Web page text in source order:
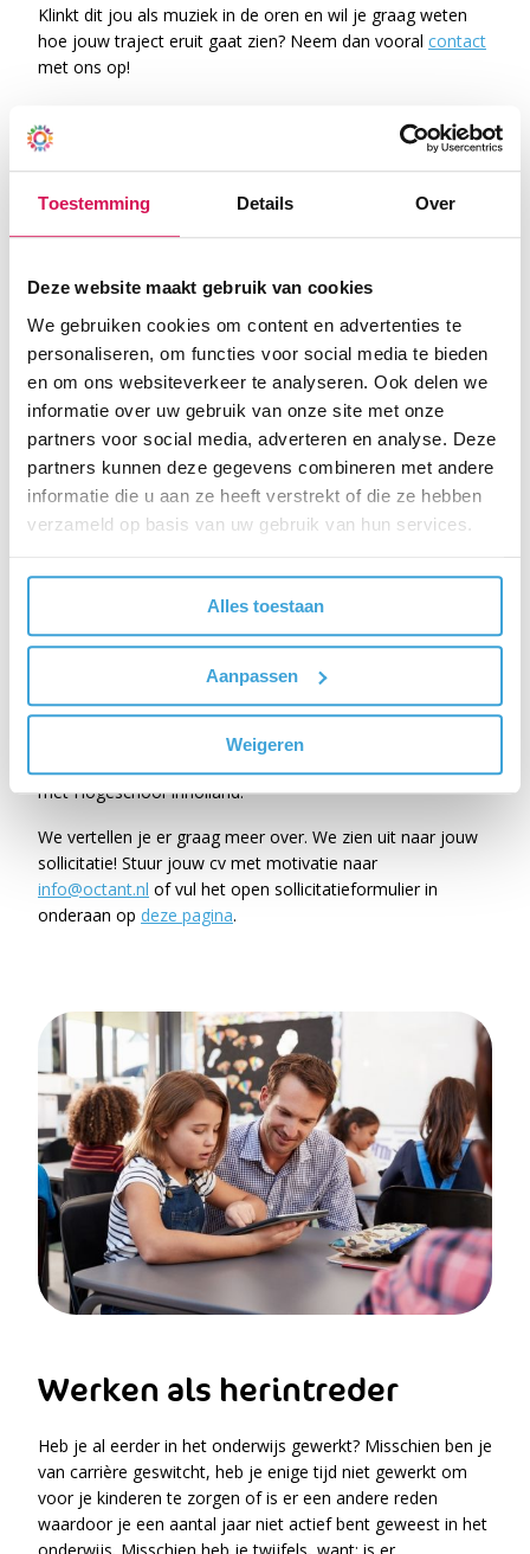
Toestemming Details Over
Deze website maakt gebruik van cookies
We gebruiken cookies om content en advertenties te
personaliseren, om functies voor social media te bieden
en om ons websiteverkeer te analyseren. Ook delen we
informatie over uw gebruik van onze site met onze
partners voor social media, adverteren en analyse. Deze
partners kunnen deze gegevens combineren met andere
informatie die u aan ze heeft verstrekt of die ze hebben
verzameld op basis van uw gebruik van hun services.
Alles toestaan
Aanpassen
Weigeren
Klinkt dit jou als muziek in de oren en wil je graag weten
hoe jouw traject eruit gaat zien? Neem dan vooral contact
met ons op!
Als zij-instromer het
onderwijs in
werken in het onderwijs? Octant biedt je de kans om deze
stap te zetten!
Er zijn diverse zij-instroom mogelijkheden voor
geïnteresseerden die bij voorkeur al enige pedagogische
en/of didactische ervaring hebben (betaald of als vrijwilliger
met Hogeschool Inholland.
We vertellen je er graag meer over. We zien uit naar jouw
sollicitatie! Stuur jouw cv met motivatie naar
info@octant.nl of vul het open sollicitatieformulier in
onderaan op deze pagina.
Werken als herintreder
Heb je al eerder in het onderwijs gewerkt? Misschien ben je
van carrière geswitcht, heb je enige tijd niet gewerkt om
voor je kinderen te zorgen of is er een andere reden
waardoor je een aantal jaar niet actief bent geweest in het